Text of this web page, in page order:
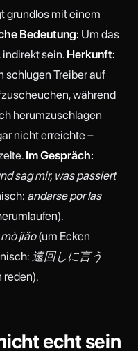
grundlos mit einem
Bedeutung: Um das
sein. Herkunft:
schlugen Treiber auf
während
herumzuschlagen
nicht erreichte –
Im Gespräch:
sag mir, was passiert
andarse por las
jiǎo(um Ecken
遠回しに言う
echt sein